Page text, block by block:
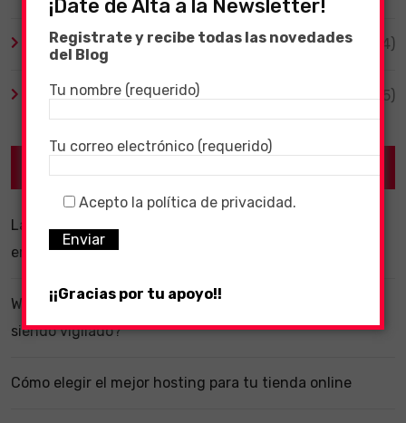
Videojuegos (204)
Virales (55)
La importancia de un software ERP dentro de una
empresa
WhatsApp y la localización en segundo plano: ¿estás
siendo vigilado?
Cómo elegir el mejor hosting para tu tienda online
¡Date de Alta a la Newsletter!
Registrate y recibe todas las novedades
del Blog
Tu nombre (requerido)
Tu correo electrónico (requerido)
Acepto la política de privacidad.
¡¡Gracias por tu apoyo!!